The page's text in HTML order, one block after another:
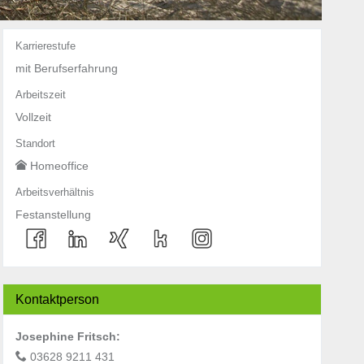
Karrierestufe
mit Berufserfahrung
Arbeitszeit
Vollzeit
Standort
Homeoffice
Arbeitsverhältnis
Festanstellung
Kontaktperson
Josephine Fritsch:
03628 9211 431